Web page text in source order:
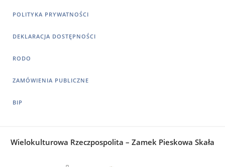
POLITYKA PRYWATNOŚCI
DEKLARACJA DOSTĘPNOŚCI
RODO
ZAMÓWIENIA PUBLICZNE
BIP
Wielokulturowa Rzeczpospolita – Zamek Pieskowa Skała